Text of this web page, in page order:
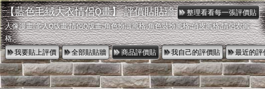
【藍色毛絨大衣情侶Q畫】 評價貼貼牆
人像漫畫,多人Q版畫,情侶Q版畫,角色扮演風格,角色裝扮風格,俏皮風格,情侶衣風
格,